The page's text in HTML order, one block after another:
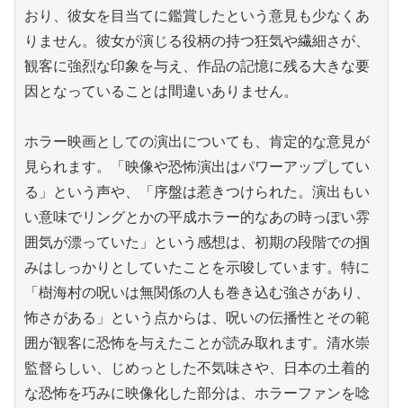
おり、彼女を目当てに鑑賞したという意見も少なくあ
りません。彼女が演じる役柄の持つ狂気や繊細さが、
観客に強烈な印象を与え、作品の記憶に残る大きな要
因となっていることは間違いありません。
ホラー映画としての演出についても、肯定的な意見が
見られます。「映像や恐怖演出はパワーアップしてい
る」という声や、「序盤は惹きつけられた。演出もい
い意味でリングとかの平成ホラー的なあの時っぽい雰
囲気が漂っていた」という感想は、初期の段階での掴
みはしっかりとしていたことを示唆しています。特に
「樹海村の呪いは無関係の人も巻き込む強さがあり、
怖さがある」という点からは、呪いの伝播性とその範
囲が観客に恐怖を与えたことが読み取れます。清水崇
監督らしい、じめっとした不気味さや、日本の土着的
な恐怖を巧みに映像化した部分は、ホラーファンを唸